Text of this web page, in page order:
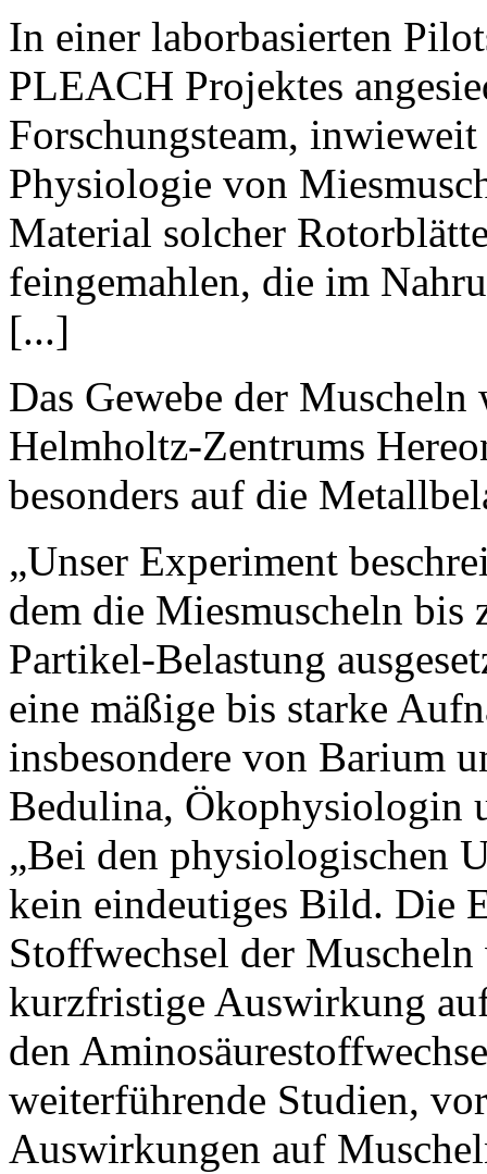
In einer laborbasierten
PLEACH Projektes
Forschungsteam,
Physiologie von
Material solcher
feingemahlen, die im
[...]
Das Gewebe der
Helmholtz-Zentrums
besonders auf die
„Unser Experiment
dem die Miesmuscheln bis
Partikel-Belastung
eine mäßige bis starke
insbesondere von Barium
Bedulina, Ökophysiologin
„Bei den physiologischen
kein eindeutiges Bild. Die
Stoffwechsel der
kurzfristige Auswirkung
den
weiterführende Studien,
Auswirkungen auf